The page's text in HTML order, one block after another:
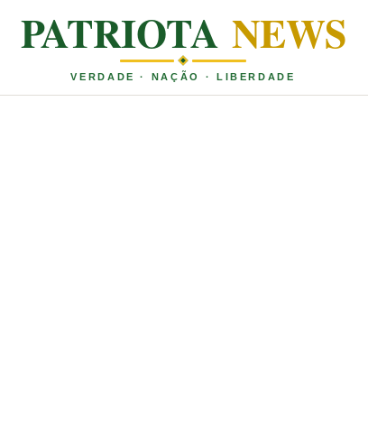
PATRIOTA NEWS
VERDADE · NAÇÃO · LIBERDADE